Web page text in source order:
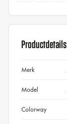
Productdetails
Merk
Model
Colorway